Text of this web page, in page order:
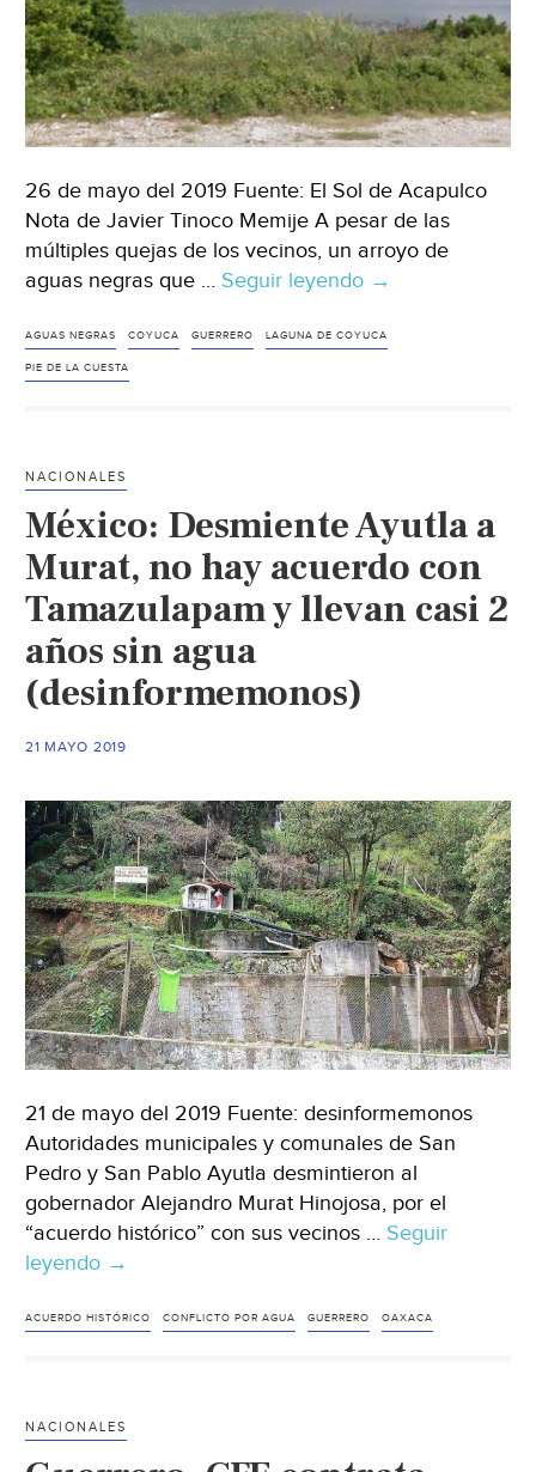
26 de mayo del 2019 Fuente: El Sol de Acapulco
Nota de Javier Tinoco Memije A pesar de las
múltiples quejas de los vecinos, un arroyo de
aguas negras que … Seguir leyendo Guerrero:
aguas
Sol
de
Acapulco)
→
AGUAS NEGRAS COYUCA GUERRERO LAGUNA DE COYUCA
PIE DE LA CUESTA
NACIONALES
México: Desmiente Ayutla a
Murat, no hay acuerdo con
Tamazulapam y llevan casi 2
años sin agua
(desinformemonos)
21 MAYO 2019
21 de mayo del 2019 Fuente: desinformemonos
Autoridades municipales y comunales de San
Pedro y San Pablo Ayutla desmintieron al
gobernador Alejandro Murat Hinojosa, por el
“acuerdo histórico” con sus vecinos … Seguir
leyendo México:
Ayutla
hay
→
ACUERDO HISTÓRICO CONFLICTO POR AGUA GUERRERO OAXACA
NACIONALES